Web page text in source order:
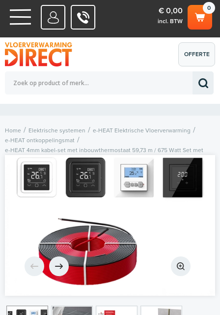
WATERSYSTEMEN
ELEKTRISCHE SYSTEMEN
0
€ 0,00
incl. BTW
Totaalbedrag (incl. BTW) € 0,00
OFFERTE
AANVRAGEN
Home Elektrische systemen
e-HEAT Elektrische Vloerverwarming
e-HEAT ontkoppelingsmat
e-HEAT 4mm kabel-set met inbouwthermostaat 59,73 m / 675 Watt Set met
thermostaat